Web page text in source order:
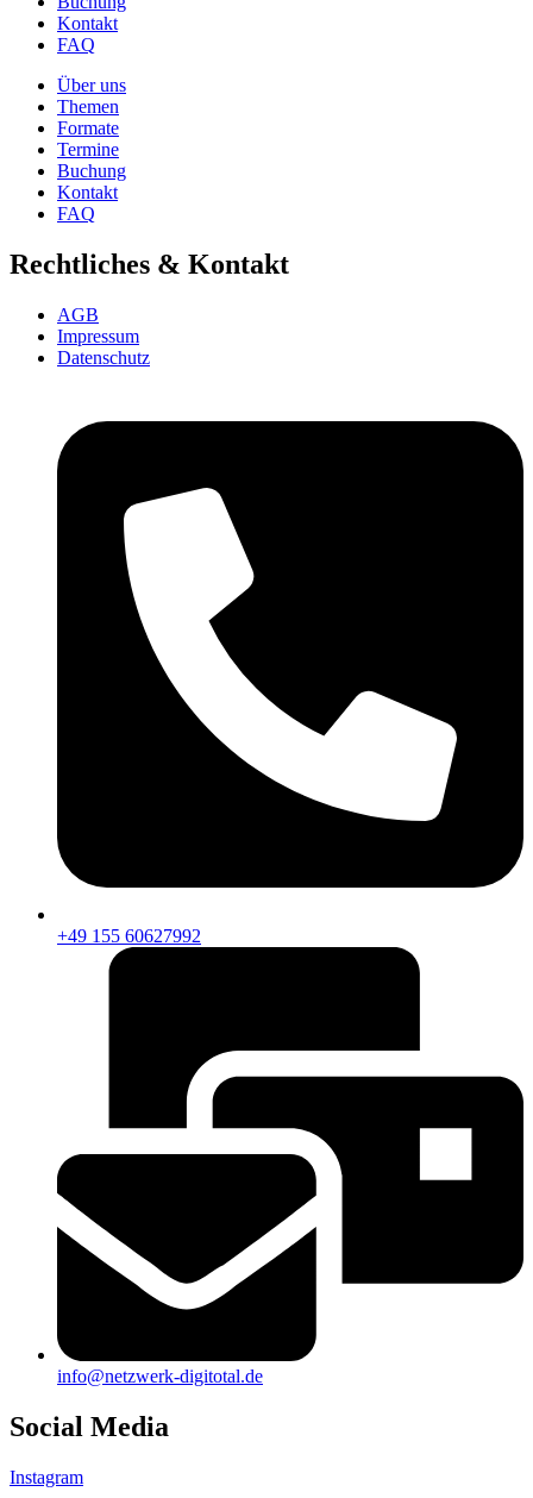
Kontakt
FAQ
Über uns
Themen
Formate
Termine
Buchung
Kontakt
FAQ
Rechtliches & Kontakt
AGB
Impressum
Datenschutz
+49 155 60627992
info@netzwerk-digitotal.de
Social Media
Instagram